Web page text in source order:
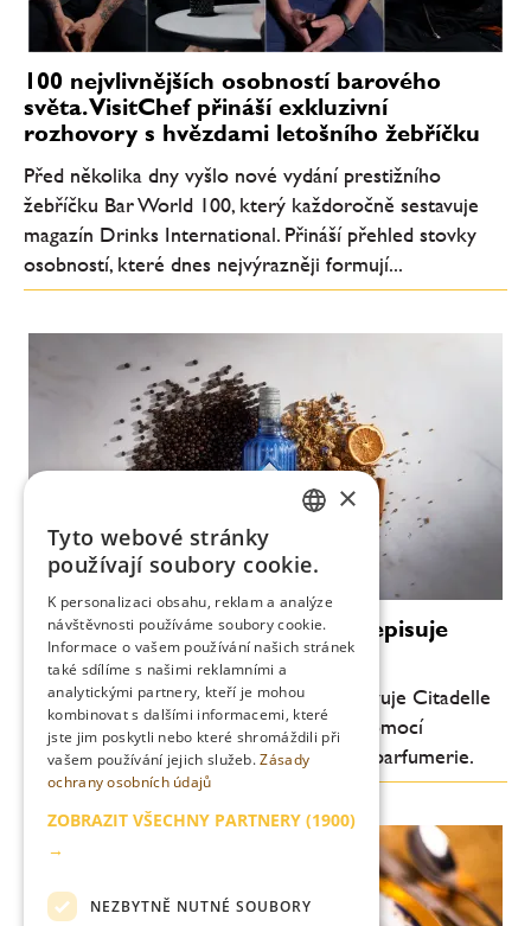
100 nejvlivnějších osobností barového
světa. VisitChef přináší exkluzivní
rozhovory s hvězdami letošního žebříčku
Před několika dny vyšlo nové vydání prestižního
žebříčku Bar World 100, který každoročně sestavuje
magazín Drinks International. Přináší přehled stovky
osobností, které dnes nejvýrazněji formují...
Luxus bez promile: Citadelle přepisuje
pravidla ginu
Průkopník moderního craft ginu představuje Citadelle
0.0 – nealkoholický destilát vytvořený pomocí
technologií inspirovaných světem haute parfumerie.
ENGLISH
×
Tyto webové stránky
používají soubory cookie.
K personalizaci obsahu, reklam a analýze
návštěvnosti používáme soubory cookie.
Informace o vašem používání našich stránek
také sdílíme s našimi reklamními a
analytickými partnery, kteří je mohou
kombinovat s dalšími informacemi, které
jste jim poskytli nebo které shromáždili při
vašem používání jejich služeb.Zásady
ochrany osobních údajů
ZOBRAZIT VŠECHNY PARTNERY (1900)
→
NEZBYTNĚ NUTNÉ SOUBORY